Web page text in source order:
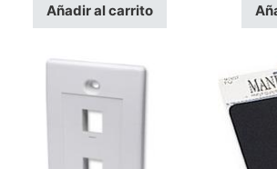
Añadir al carrito